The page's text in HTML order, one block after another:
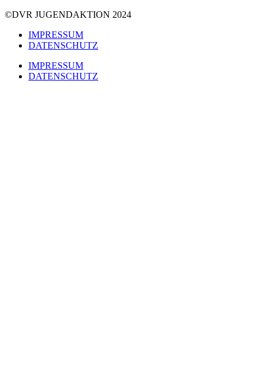
©DVR JUGENDAKTION 2024
IMPRESSUM
DATENSCHUTZ
IMPRESSUM
DATENSCHUTZ